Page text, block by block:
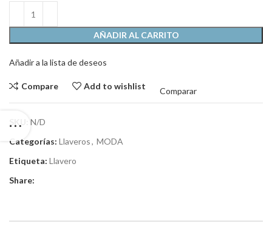
AÑADIR AL CARRITO
Añadir a la lista de deseos
Compare Add to wishlist
Comparar
N/D
Categorías: Llaveros, MODA
Etiqueta: Llavero
Share: